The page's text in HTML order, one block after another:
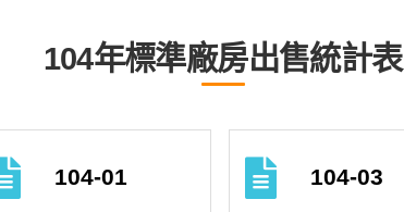
104年標準廠房出售統計表
104-01 104-03